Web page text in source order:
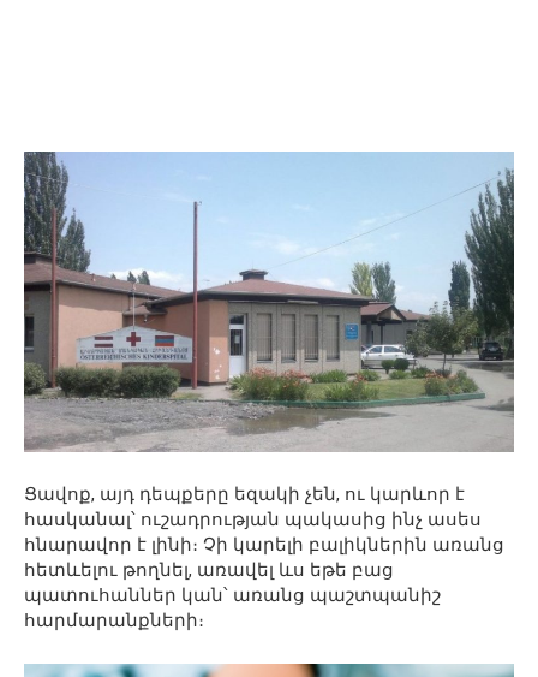
Ցավոք, այդ դեպքերը եզակի չեն, ու կարևոր է
հասկանալ՝ ուշադրության պակասից ինչ ասես
հնարավոր է լինի։ Չի կարելի բալիկներին առանց
հետևելու թողնել, առավել ևս եթե բաց
պատուհաններ կան՝ առանց պաշտպանիշ
հարմարանքների։